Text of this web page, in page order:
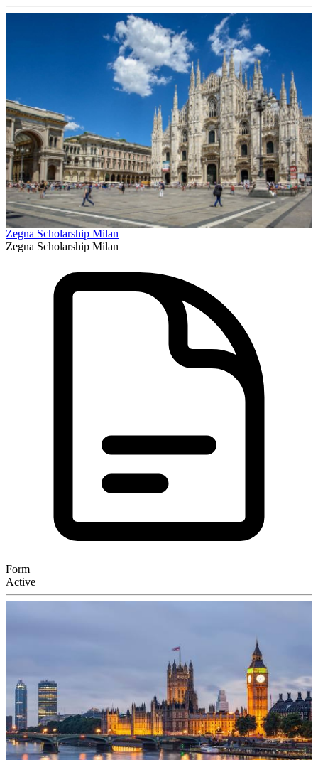
Zegna Scholarship Milan
Zegna Scholarship Milan
Form
Active